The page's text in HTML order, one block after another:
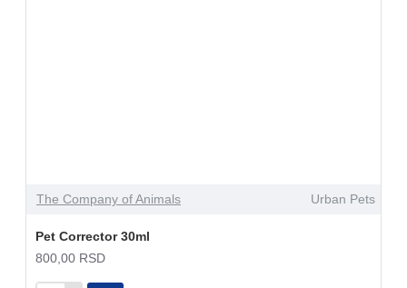
The Company of Animals Urban Pets
Pet Corrector 30ml
800,00 RSD